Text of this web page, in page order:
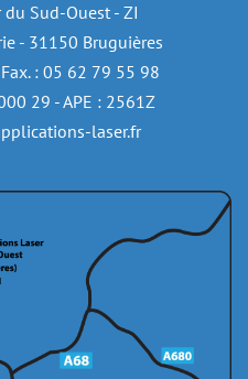
Sud-Ouest - ZI
- 31150 Bruguières
: 05 62 79 55 98
29 - APE : 2561Z
laser.fr